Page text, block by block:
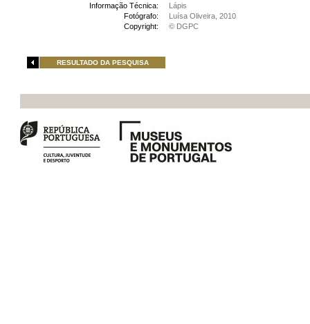
Informação Técnica:
Lápis
Fotógrafo:
Luísa Oliveira, 2010
Copyright:
© DGPC
RESULTADO DA PESQUISA